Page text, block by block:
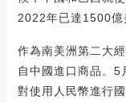
2022年已達1500億
作為南美洲第二大
自中國進口商品。5
對使用人民幣進行